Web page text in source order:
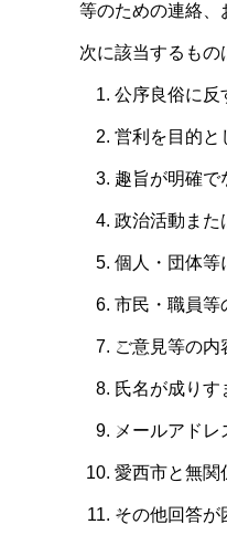
等のための連絡、
次に該当するもの
公序良俗に反
営利を目的と
趣旨が明確で
政治活動また
個人・団体等
市民・職員等
ご意見等の
氏名が成りす
メールアド
愛西市と無関
その他回答が